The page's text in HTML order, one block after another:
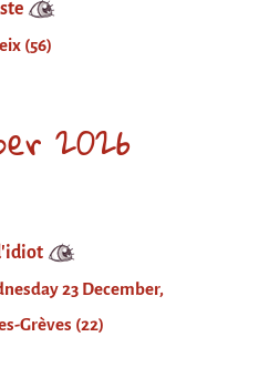
The little one
des Mouettes"
(56)
2026
23 December,
Grèves (22)